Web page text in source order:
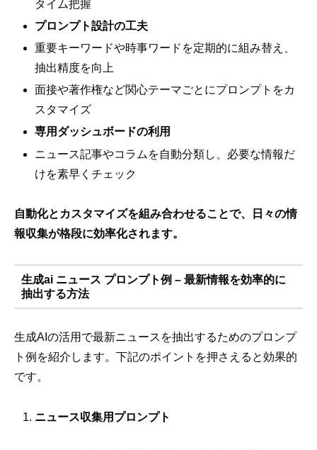
タイム把握
プロンプト設計の工夫
重要キーワードや時事ワードを定期的に組み替え、
抽出精度を向上
面接や著作権など関心テーマごとにプロンプトをカ
スタマイズ
専用ダッシュボードの利用
ニュース記事やコラムを自動分類し、必要な情報だ
けを素早くチェック
自動化とカスタマイズを組み合わせることで、日々の情
報収集が格段に効率化されます。
生成ai ニュース プロンプト例 – 最新情報を効率的に
抽出する方法
生成AIの活用で最新ニュースを抽出するためのプロンプ
ト例を紹介します。下記のポイントを押さえると効果的
です。
ニュース収集用プロンプト